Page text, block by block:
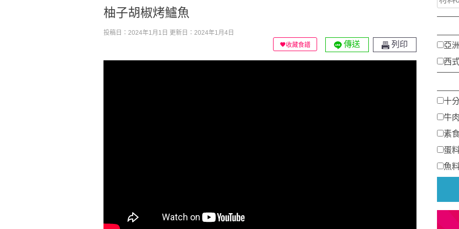
柚子胡椒烤鱸魚
投稿日：2024年1月1日 更新日：2024年1月4日
收藏食譜
傳送 列印
亞
西
十
牛
素
蛋
魚